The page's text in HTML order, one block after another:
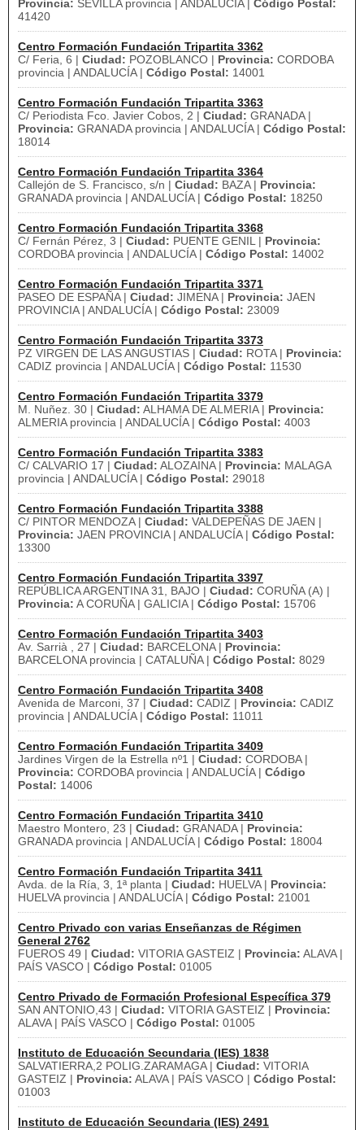
Provincia: SEVILLA provincia | ANDALUCÍA | Código Postal:
41420
Centro Formación Fundación Tripartita 3362
C/ Feria, 6 | Ciudad: POZOBLANCO | Provincia: CORDOBA
provincia | ANDALUCÍA | Código Postal: 14001
Centro Formación Fundación Tripartita 3363
C/ Periodista Fco. Javier Cobos, 2 | Ciudad: GRANADA |
Provincia: GRANADA provincia | ANDALUCÍA | Código Postal:
18014
Centro Formación Fundación Tripartita 3364
Callejón de S. Francisco, s/n | Ciudad: BAZA | Provincia:
GRANADA provincia | ANDALUCÍA | Código Postal: 18250
Centro Formación Fundación Tripartita 3368
C/ Fernán Pérez, 3 | Ciudad: PUENTE GENIL | Provincia:
CORDOBA provincia | ANDALUCÍA | Código Postal: 14002
Centro Formación Fundación Tripartita 3371
PASEO DE ESPAÑA | Ciudad: JIMENA | Provincia: JAEN
PROVINCIA | ANDALUCÍA | Código Postal: 23009
Centro Formación Fundación Tripartita 3373
PZ VIRGEN DE LAS ANGUSTIAS | Ciudad: ROTA | Provincia:
CADIZ provincia | ANDALUCÍA | Código Postal: 11530
Centro Formación Fundación Tripartita 3379
M. Nuñez. 30 | Ciudad: ALHAMA DE ALMERIA | Provincia:
ALMERIA provincia | ANDALUCÍA | Código Postal: 4003
Centro Formación Fundación Tripartita 3383
C/ CALVARIO 17 | Ciudad: ALOZAINA | Provincia: MALAGA
provincia | ANDALUCÍA | Código Postal: 29018
Centro Formación Fundación Tripartita 3388
C/ PINTOR MENDOZA | Ciudad: VALDEPEÑAS DE JAEN |
Provincia: JAEN PROVINCIA | ANDALUCÍA | Código Postal:
13300
Centro Formación Fundación Tripartita 3397
REPÚBLICA ARGENTINA 31, BAJO | Ciudad: CORUÑA (A) |
Provincia: A CORUÑA | GALICIA | Código Postal: 15706
Centro Formación Fundación Tripartita 3403
Av. Sarrià , 27 | Ciudad: BARCELONA | Provincia:
BARCELONA provincia | CATALUÑA | Código Postal: 8029
Centro Formación Fundación Tripartita 3408
Avenida de Marconi, 37 | Ciudad: CADIZ | Provincia: CADIZ
provincia | ANDALUCÍA | Código Postal: 11011
Centro Formación Fundación Tripartita 3409
Jardines Virgen de la Estrella nº1 | Ciudad: CORDOBA |
Provincia: CORDOBA provincia | ANDALUCÍA | Código
Postal: 14006
Centro Formación Fundación Tripartita 3410
Maestro Montero, 23 | Ciudad: GRANADA | Provincia:
GRANADA provincia | ANDALUCÍA | Código Postal: 18004
Centro Formación Fundación Tripartita 3411
Avda. de la Ría, 3, 1ª planta | Ciudad: HUELVA | Provincia:
HUELVA provincia | ANDALUCÍA | Código Postal: 21001
Centro Privado con varias Enseñanzas de Régimen
General 2762
FUEROS 49 | Ciudad: VITORIA GASTEIZ | Provincia: ALAVA |
PAÍS VASCO | Código Postal: 01005
Centro Privado de Formación Profesional Específica 379
SAN ANTONIO,43 | Ciudad: VITORIA GASTEIZ | Provincia:
ALAVA | PAÍS VASCO | Código Postal: 01005
Instituto de Educación Secundaria (IES) 1838
SALVATIERRA,2 POLIG.ZARAMAGA | Ciudad: VITORIA
GASTEIZ | Provincia: ALAVA | PAÍS VASCO | Código Postal:
01003
Instituto de Educación Secundaria (IES) 2491